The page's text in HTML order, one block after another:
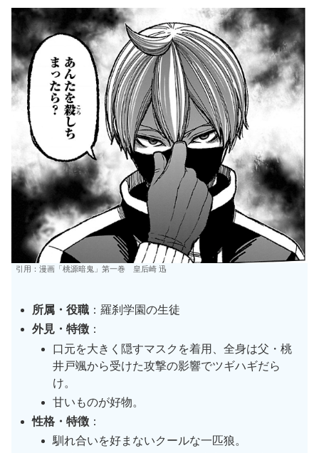
引用：漫画「桃源暗鬼」第一巻 皇后崎 迅
所属・役職 ：羅刹学園の生徒
外見・特徴 ：
口元を大きく隠すマスクを着用、全身は父・桃
井戸颯から受けた攻撃の影響でツギハギだら
け。
甘いものが好物。
性格・特徴 ：
馴れ合いを好まないクールな一匹狼。